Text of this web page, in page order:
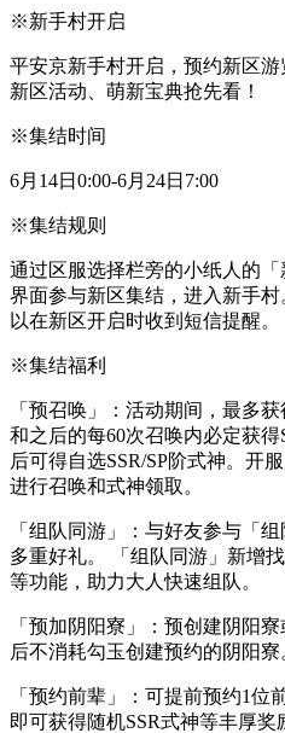
※新手村开启
平安京新手村开启，预约新区游
新区活动、萌新宝典抢先看！
※集结时间
6月14日0:00-6月24日7:00
※集结规则
通过区服选择栏旁的小纸人的
界面参与新区集结，进入新手
以在新区开启时收到短信提醒。
※集结福利
「预召唤」：活动期间，最多
和之后的每60次召唤内必定获得
后可得自选SSR/SP阶式神。开
进行召唤和式神领取。
「组队同游」：与好友参与「
多重好礼。 「组队同游」新增
等功能，助力大人快速组队。
「预加阴阳寮」：预创建阴阳
后不消耗勾玉创建预约的阴阳寮
「预约前辈」：可提前预约1位
即可获得随机SSR式神等丰厚奖